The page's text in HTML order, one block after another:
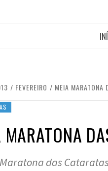
FEVEREIRO MEIA
MARATONA
das